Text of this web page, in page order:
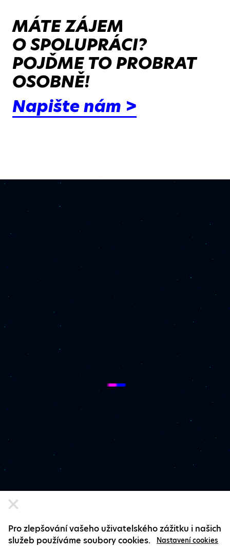
MÁTE ZÁJEM
O SPOLUPRÁCI?
POJĎME TO PROBRAT
OSOBNĚ!
Napište nám >
Pro zlepšování vašeho uživatelského zážitku i našich
služeb používáme soubory cookies.
Nastavení cookies